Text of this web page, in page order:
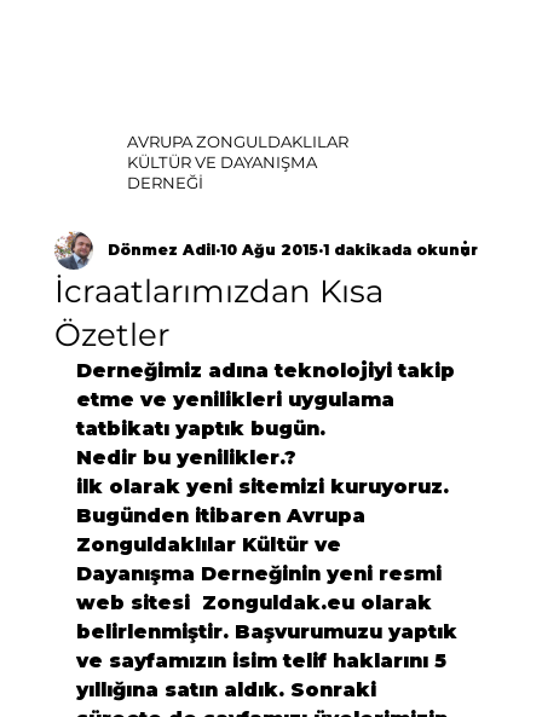
AVRUPA ZONGULDAKLILAR
KÜLTÜR VE DAYANIŞMA
DERNEĞİ
İcraatlarımızdan Kısa
Özetler
Dönmez Adil 10 Ağu 2015 1 dakikada okunur
Derneğimiz adına teknolojiyi takip
etme ve yenilikleri uygulama
tatbikatı yaptık bugün.
Nedir bu yenilikler.?
ilk olarak yeni sitemizi kuruyoruz.
Bugünden itibaren Avrupa
Zonguldaklılar Kültür ve
Dayanışma Derneğinin yeni resmi
web sitesi Zonguldak.eu olarak
belirlenmiştir. Başvurumuzu yaptık
ve sayfamızın isim telif haklarını 5
yıllığına satın aldık. Sonraki